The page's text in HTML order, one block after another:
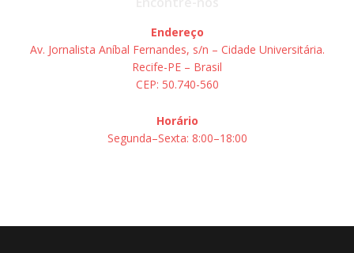
Endereço
Av. Jornalista Aníbal Fernandes, s/n – Cidade Universitária.
Recife-PE – Brasil
CEP: 50.740-560
Horário
Segunda–Sexta: 8:00–18:00